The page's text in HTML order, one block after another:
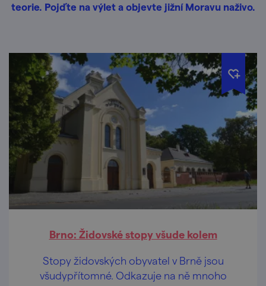
teorie. Pojďte na výlet a objevte jižní Moravu naživo.
Brno: Židovské stopy všude kolem
Stopy židovských obyvatel v Brně jsou
všudypřítomné. Odkazuje na ně mnoho